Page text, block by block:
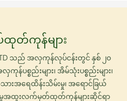
တ်ကုန်များ
သည် အလှကုန်လုပ်ငန်းတွင် နှစ် ၂၀
ပစ္စည်းများ၊ အိမ်သုံးပစ္စည်းများ၊
သားအရေထိန်းသိမ်းမှု၊ အရောင်ခြယ်
မှုအထူးလက်မှတ်ထုတ်ကုန်များဆိုင်ရာ